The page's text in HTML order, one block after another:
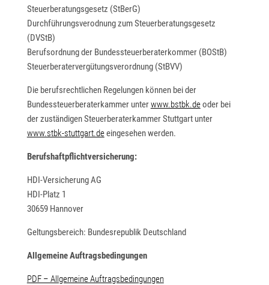
Steuerberatungsgesetz (StBerG)
Durchführungsverodnung zum Steuerberatungsgesetz
(DVStB)
Berufsordnung der Bundessteuerberaterkommer (BOStB)
Steuerberatervergütungsverordnung (StBVV)
Die berufsrechtlichen Regelungen können bei der
Bundessteuerberaterkammer unterwww.bstbk.deoder bei
der zuständigen Steuerberaterkammer Stuttgart unter
www.stbk-stuttgart.deeingesehen werden.
Berufshaftpflichtversicherung:
HDI-Versicherung AG
HDI-Platz 1
30659 Hannover
Geltungsbereich: Bundesrepublik Deutschland
Allgemeine Auftragsbedingungen
PDF – Allgemeine Auftragsbedingungen